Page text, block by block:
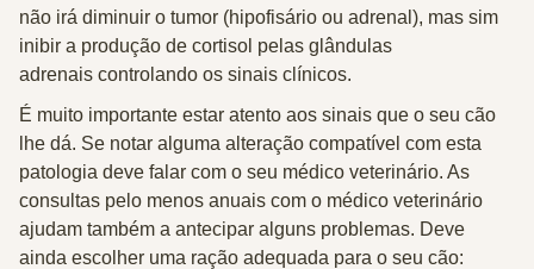
não irá diminuir o tumor (hipofisário ou adrenal), mas sim
inibir a produção de cortisol pelas glândulas
adrenais controlando os sinais clínicos.
É muito importante estar atento aos sinais que o seu cão
lhe dá. Se notar alguma alteração compatível com esta
patologia deve falar com o seu médico veterinário. As
consultas pelo menos anuais com o médico veterinário
ajudam também a antecipar alguns problemas. Deve
ainda escolher uma ração adequada para o seu cão: